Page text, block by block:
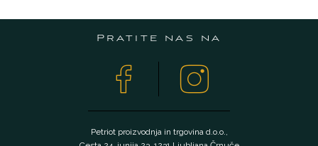
Pratite nas na
Petriot proizvodnja in trgovina d.o.o.,